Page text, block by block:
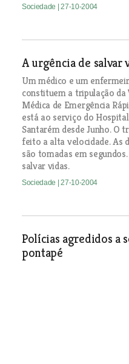
Sociedade | 27-10-2004
A urgência de salvar
Um médico e um
constituem a tripulação da
Médica de Emergência
está ao serviço do
Santarém desde Junho. O
feito a alta velocidade. As
são tomadas em
salvar vidas.
Sociedade | 27-10-2004
Polícias agredidos a
pontapé